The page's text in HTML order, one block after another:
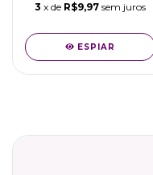
3 x de R$9,97 sem juros
ESPIAR